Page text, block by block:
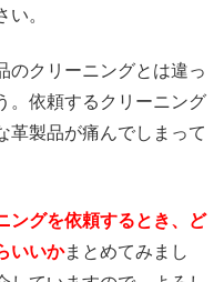
。
のクリーニングとは違っ
。依頼するクリーニング
革製品が痛んでしまって
ングを依頼するとき、ど
いいかまとめてみまし